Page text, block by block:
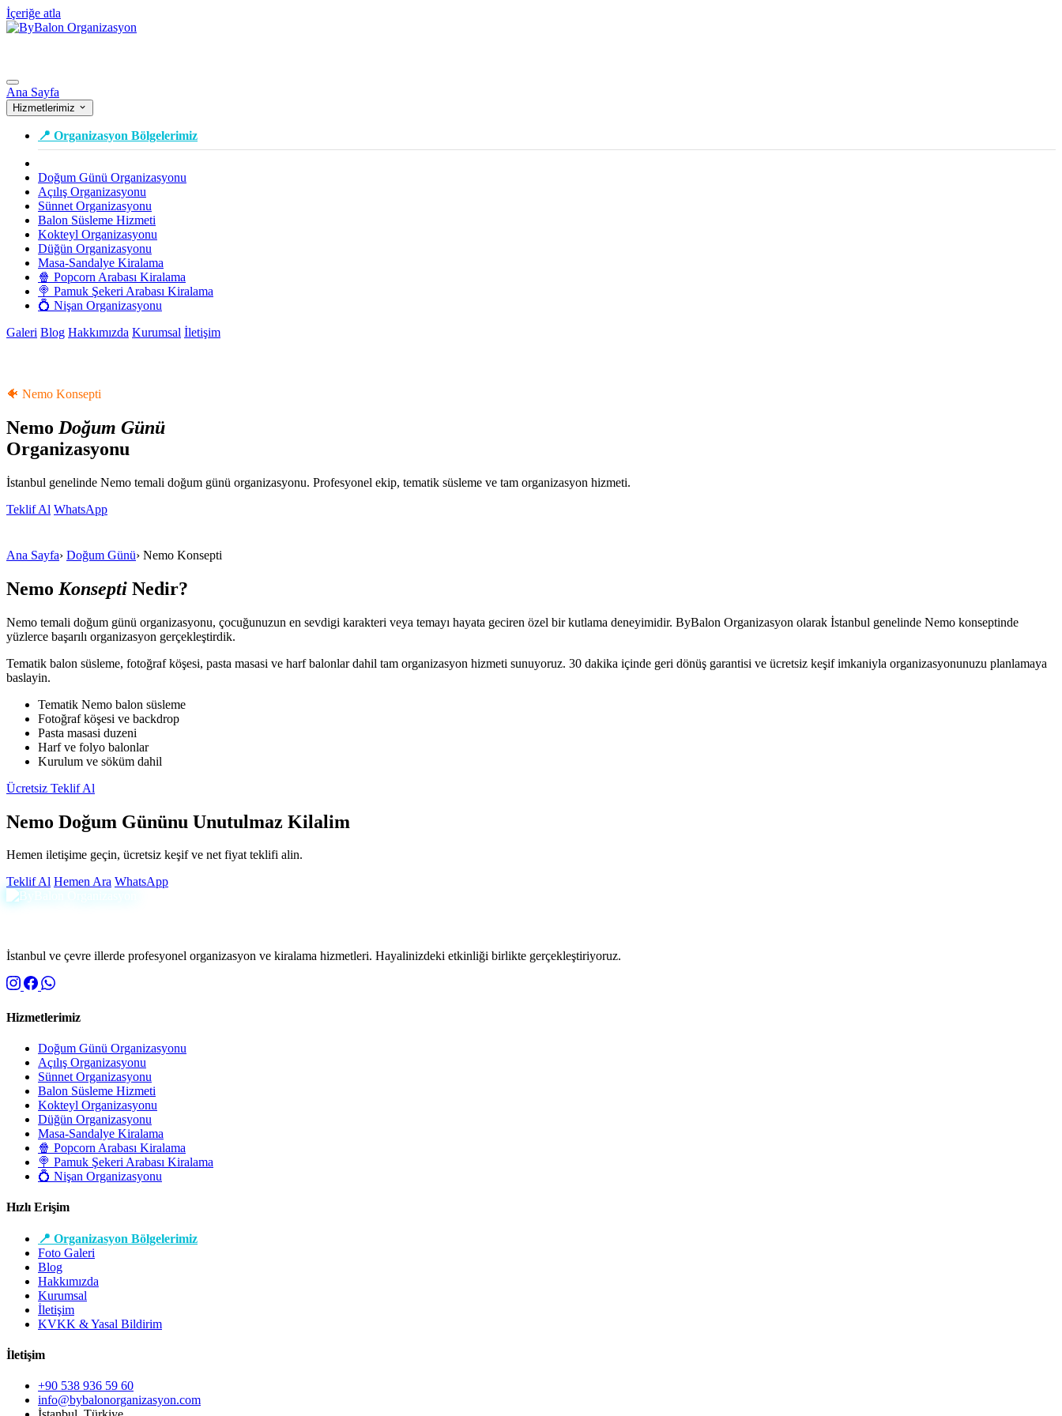
İçeriğe atla
Ana Sayfa
Hizmetlerimiz
📍 Organizasyon Bölgelerimiz
Doğum Günü Organizasyonu
Açılış Organizasyonu
Sünnet Organizasyonu
Balon Süsleme Hizmeti
Kokteyl Organizasyonu
Düğün Organizasyonu
Masa-Sandalye Kiralama
🍿 Popcorn Arabası Kiralama
🍭 Pamuk Şekeri Arabası Kiralama
💍 Nişan Organizasyonu
Galeri Blog Hakkımızda Kurumsal İletişim
🐠 Nemo Konsepti
Nemo Doğum Günü
Organizasyonu
İstanbul genelinde Nemo temali doğum günü organizasyonu. Profesyonel ekip, tematik süsleme ve tam organizasyon hizmeti.
Teklif Al WhatsApp
Ana Sayfa› Doğum Günü› Nemo Konsepti
Nemo Konsepti Nedir?
Nemo temali doğum günü organizasyonu, çocuğunuzun en sevdigi karakteri veya temayı hayata geciren özel bir kutlama deneyimidir. ByBalon Organizasyon olarak İstanbul genelinde Nemo konseptinde
yüzlerce başarılı organizasyon gerçekleştirdik.
Tematik balon süsleme, fotoğraf köşesi, pasta masasi ve harf balonlar dahil tam organizasyon hizmeti sunuyoruz. 30 dakika içinde geri dönüş garantisi ve ücretsiz keşif imkaniyla organizasyonunuzu planlamaya
baslayin.
Tematik Nemo balon süsleme
Fotoğraf köşesi ve backdrop
Pasta masasi duzeni
Harf ve folyo balonlar
Kurulum ve söküm dahil
Ücretsiz Teklif Al
Nemo Doğum Gününu Unutulmaz Kilalim
Hemen iletişime geçin, ücretsiz keşif ve net fiyat teklifi alin.
Teklif Al Hemen Ara WhatsApp
İstanbul ve çevre illerde profesyonel organizasyon ve kiralama hizmetleri. Hayalinizdeki etkinliği birlikte gerçekleştiriyoruz.
Hizmetlerimiz
Doğum Günü Organizasyonu
Açılış Organizasyonu
Sünnet Organizasyonu
Balon Süsleme Hizmeti
Kokteyl Organizasyonu
Düğün Organizasyonu
Masa-Sandalye Kiralama
🍿 Popcorn Arabası Kiralama
🍭 Pamuk Şekeri Arabası Kiralama
💍 Nişan Organizasyonu
Hızlı Erişim
📍 Organizasyon Bölgelerimiz
Foto Galeri
Blog
Hakkımızda
Kurumsal
İletişim
KVKK & Yasal Bildirim
İletişim
+90 538 936 59 60
info@bybalonorganizasyon.com